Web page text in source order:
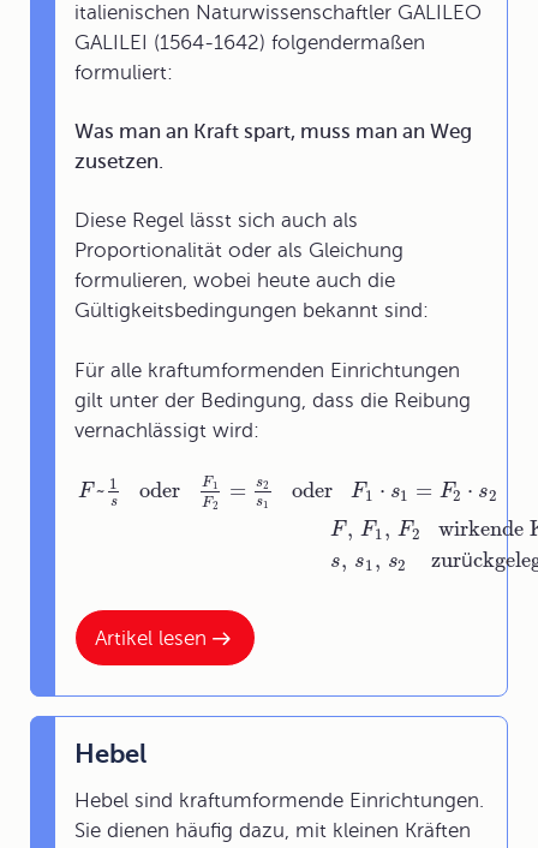
Artikel lesen
italienischen Naturwissenschaftler GALILEO
GALILEI (1564-1642) folgendermaßen
formuliert:
Was man an Kraft spart, muss man an Weg
zusetzen.
Diese Regel lässt sich auch als
Proportionalität oder als Gleichung
formulieren, wobei heute auch die
Gültigkeitsbedingungen bekannt sind:
Für alle kraftumformenden Einrichtungen
gilt unter der Bedingung, dass die Reibung
vernachlässigt wird:
F~ 1
s oder F1
F2
= s2
s1
oderF1 ⋅ s1 = F2 ⋅ s2
F, F1, F2 wirkende
s, s1 , s2 zurü
Hebel
Hebel sind kraftumformende Einrichtungen.
Sie dienen häufig dazu, mit kleinen Kräften